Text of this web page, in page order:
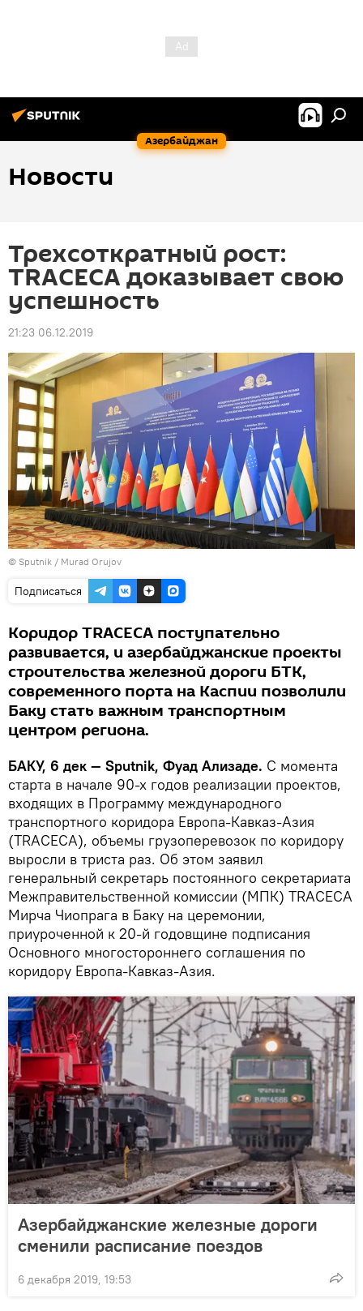
Азербайджан
Новости
Трехсоткратный рост:
TRACECA доказывает свою
успешность
21:23 06.12.2019
© Sputnik / Murad Orujov
Подписаться
Коридор TRACECA поступательно
развивается, и азербайджанские проекты
строительства железной дороги БТК,
современного порта на Каспии позволили
Баку стать важным транспортным
центром региона.
БАКУ, 6 дек — Sputnik, Фуад Ализаде. С момента
старта в начале 90-х годов реализации проектов,
входящих в Программу международного
транспортного коридора Европа-Кавказ-Азия
(TRACEСA), объемы грузоперевозок по коридору
выросли в триста раз. Об этом заявил
генеральный секретарь постоянного секретариата
Межправительственной комиссии (МПК) TRACEСA
Мирча Чиопрага в Баку на церемонии,
приуроченной к 20-й годовщине подписания
Основного многостороннего соглашения по
коридору Европа-Кавказ-Азия.
Азербайджанские железные дороги
сменили расписание поездов
6 декабря 2019, 19:53